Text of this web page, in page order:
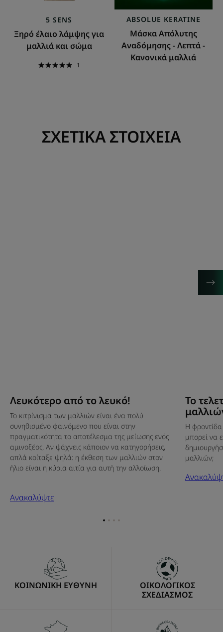
5 SENS
Ξηρό έλαιο λάμψης για
μαλλιά και σώμα
1
ABSOLUE KERATINE
Μάσκα Απόλυτης
Αναδόμησης - Λεπτά -
Κανονικά μαλλιά
ΣΧΕΤΙΚΑ ΣΤΟΙΧΕΙΑ
Λευκότερο από το λευκό!
Το κιτρίνισμα των μαλλιών είναι ένα πολύ
συνηθισμένο φαινόμενο που είναι στην
πραγματικότητα το αποτέλεσμα της μείωσης ενός
αμινοξέος. Αν ψάχνεις κάποιον να κατηγορήσεις,
απλά κοίταξε ψηλά: η έκθεση των μαλλιών στον
ήλιο είναι η κύρια αιτία για αυτή την αλλοίωση.
Ανακαλύψτε
Το
Η
μπορεί να
μαλλιών;
GoGo
GoGo
ΚΟΙΝΩΝΙΚΗ ΕΥΘΥΝΗ
ΟΙΚΟΛΟΓΙΚΟΣ
ΣΧΕΔΙΑΣΜΟΣ